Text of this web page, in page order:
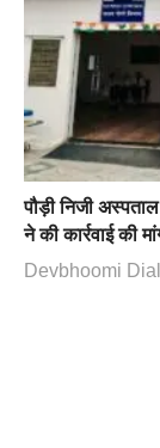
पौड़ी निजी
ने की कार्रवाई की
Devbhoomi